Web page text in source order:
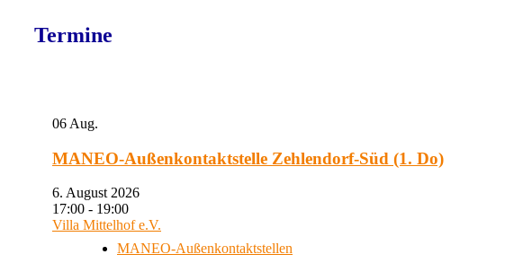
Termine
06 Aug.
MANEO-Außenkontaktstelle Zehlendorf-Süd (1. Do)
6. August 2026
17:00 - 19:00
Villa Mittelhof e.V.
MANEO-Außenkontaktstellen